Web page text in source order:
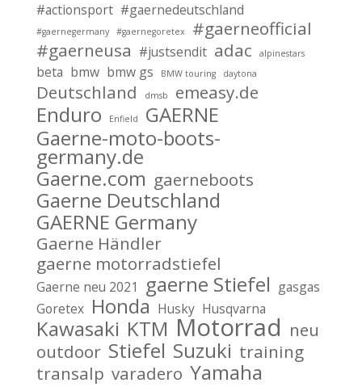
#actionsport #gaernedeutschland
#gaernegermany #gaernegoretex
#gaerneofficial
#gaerneusa #justsendit adac alpinestars
beta bmw bmw gs BMW touring daytona
Deutschland dmsb emeasy.de
Enduro Enfield
GAERNE
Gaerne-moto-boots-
germany.de
Gaerne.com gaerneboots
Gaerne Deutschland
GAERNE Germany
Gaerne Händler
gaerne motorradstiefel
Gaerne neu 2021 gaerne Stiefel gasgas
Goretex Honda Husky Husqvarna
Kawasaki KTM Motorrad neu
outdoor Stiefel Suzuki training
transalp varadero Yamaha